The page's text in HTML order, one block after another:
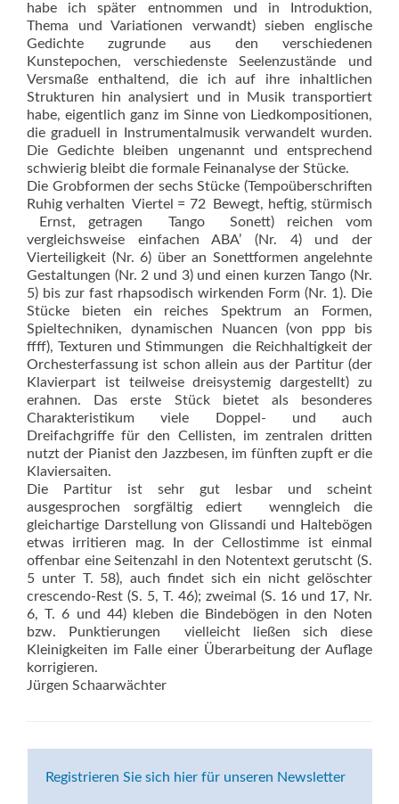
habe ich später entnommen und in Introduktion,
Thema und Variationen verwandt) sieben englische
Gedichte zugrunde aus den verschiedenen
Kunstepochen, verschiedenste Seelenzustände und
Versmaße enthaltend, die ich auf ihre inhaltlichen
Strukturen hin analysiert und in Musik transportiert
habe, eigentlich ganz im Sinne von Liedkompositionen,
die graduell in Instrumentalmusik verwandelt wurden.
Die Gedichte bleiben ungenannt und entsprechend
schwierig bleibt die formale Feinanalyse der Stücke.
Die Grobformen der sechs Stücke (Tempoüberschriften
Ruhig verhalten  Viertel = 72  Bewegt, heftig, stürmisch
 Ernst, getragen  Tango  Sonett) reichen vom
vergleichsweise einfachen ABA’ (Nr. 4) und der
Vierteiligkeit (Nr. 6) über an Sonettformen angelehnte
Gestaltungen (Nr. 2 und 3) und einen kurzen Tango (Nr.
5) bis zur fast rhapsodisch wirkenden Form (Nr. 1). Die
Stücke bieten ein reiches Spektrum an Formen,
Spieltechniken, dynamischen Nuancen (von ppp bis
ffff), Texturen und Stimmungen  die Reichhaltigkeit der
Orchesterfassung ist schon allein aus der Partitur (der
Klavierpart ist teilweise dreisystemig dargestellt) zu
erahnen. Das erste Stück bietet als besonderes
Charakteristikum viele Doppel- und auch
Dreifachgriffe für den Cellisten, im zentralen dritten
nutzt der Pianist den Jazzbesen, im fünften zupft er die
Klaviersaiten.
Die Partitur ist sehr gut lesbar und scheint
ausgesprochen sorgfältig ediert  wenngleich die
gleichartige Darstellung von Glissandi und Haltebögen
etwas irritieren mag. In der Cellostimme ist einmal
offenbar eine Seitenzahl in den Notentext gerutscht (S.
5 unter T. 58), auch findet sich ein nicht gelöschter
crescendo-Rest (S. 5, T. 46); zweimal (S. 16 und 17, Nr.
6, T. 6 und 44) kleben die Bindebögen in den Noten
bzw. Punktierungen  vielleicht ließen sich diese
Kleinigkeiten im Falle einer Überarbeitung der Auflage
korrigieren.
Jürgen Schaarwächter
Registrieren Sie sich hier für unseren Newsletter